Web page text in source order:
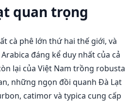
quan trọng
cà phê lớn thứ hai thế giới, và
đáng kể duy nhất của cả
lại của Việt Nam trồng robusta
những ngọn đồi quanh Đà Lạt
catimor và typica cung cấp